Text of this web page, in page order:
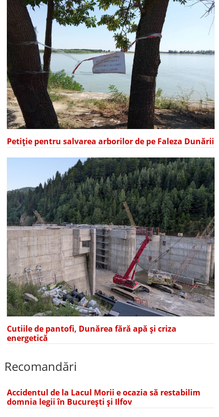
Petiție pentru salvarea arborilor de pe Faleza Dunării
Cutiile de pantofi, Dunărea fără apă și criza
energetică
Recomandări
Accidentul de la Lacul Morii e ocazia să restabilim
domnia legii în București și Ilfov